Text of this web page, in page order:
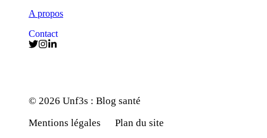
A propos
Contact
© 2026 Unf3s : Blog santé
Mentions légales
Plan du site